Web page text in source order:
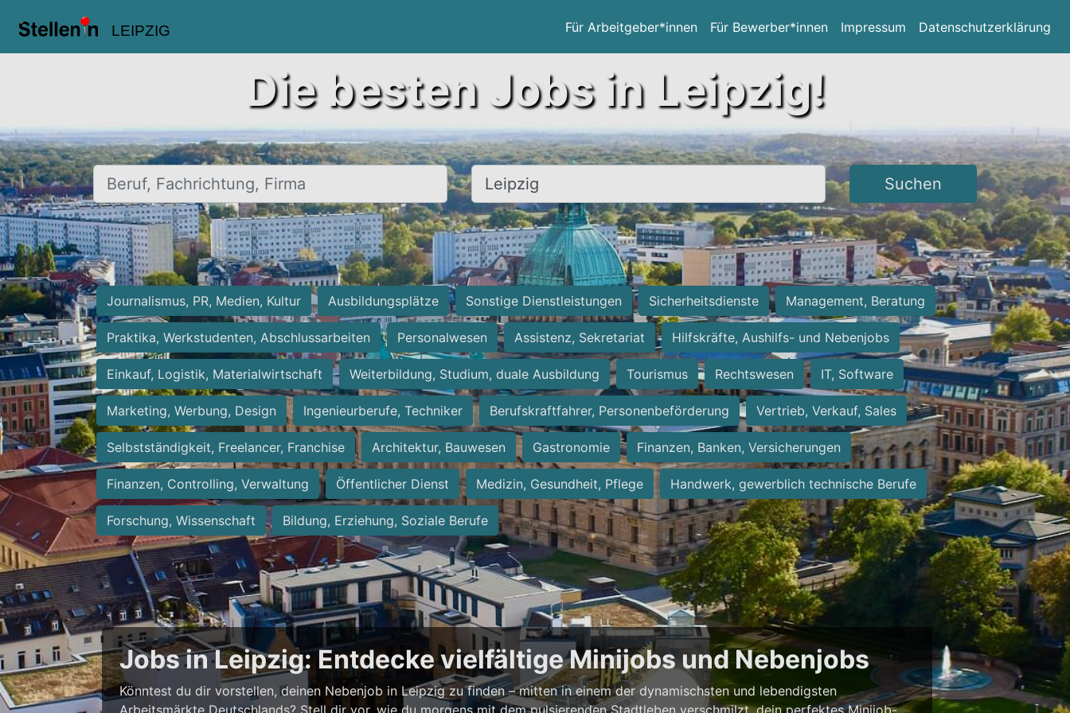
LEIPZIG Für Arbeitgeber*innen Für Bewerber*innen Impressum Datenschutzerklärung
Die besten Jobs in Leipzig!
Beruf, Fachrichtung, Firma Ort, Stadt Suchen
Journalismus, PR, Medien, Kultur Ausbildungsplätze Sonstige Dienstleistungen Sicherheitsdienste Management, Beratung
Praktika, Werkstudenten, Abschlussarbeiten Personalwesen Assistenz, Sekretariat Hilfskräfte, Aushilfs- und Nebenjobs
Einkauf, Logistik, Materialwirtschaft Weiterbildung, Studium, duale Ausbildung Tourismus Rechtswesen IT, Software
Marketing, Werbung, Design Ingenieurberufe, Techniker Berufskraftfahrer, Personenbeförderung Vertrieb, Verkauf, Sales
Selbstständigkeit, Freelancer, Franchise Architektur, Bauwesen Gastronomie Finanzen, Banken, Versicherungen
Finanzen, Controlling, Verwaltung Öffentlicher Dienst Medizin, Gesundheit, Pflege Handwerk, gewerblich technische Berufe
Forschung, Wissenschaft Bildung, Erziehung, Soziale Berufe
Jobs in Leipzig: Entdecke vielfältige Minijobs und Nebenjobs
Könntest du dir vorstellen, deinen Nebenjob in Leipzig zu finden – mitten in einem der dynamischsten und lebendigsten